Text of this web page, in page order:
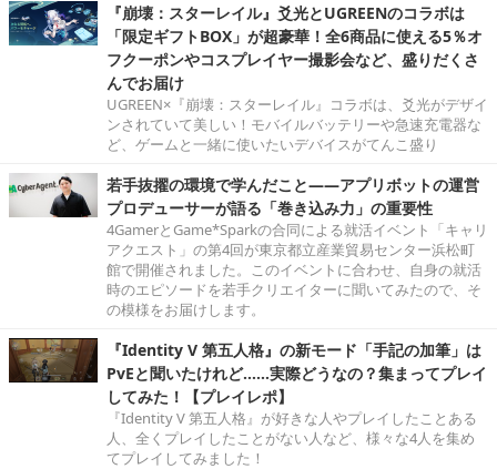
『崩壊：スターレイル』爻光とUGREENのコラボは
「限定ギフトBOX」が超豪華！全6商品に使える5％オ
フクーポンやコスプレイヤー撮影会など、盛りだくさ
んでお届け
UGREEN×『崩壊：スターレイル』コラボは、爻光がデザイ
ンされていて美しい！モバイルバッテリーや急速充電器な
ど、ゲームと一緒に使いたいデバイスがてんこ盛り
若手抜擢の環境で学んだこと――アプリボットの運営
プロデューサーが語る「巻き込み力」の重要性
4GamerとGame*Sparkの合同による就活イベント「キャリ
アクエスト」の第4回が東京都立産業貿易センター浜松町
館で開催されました。このイベントに合わせ、自身の就活
時のエピソードを若手クリエイターに聞いてみたので、そ
の模様をお届けします。
『Identity V 第五人格』の新モード「手記の加筆」は
PvEと聞いたけれど……実際どうなの？集まってプレイ
してみた！【プレイレポ】
『Identity V 第五人格』が好きな人やプレイしたことある
人、全くプレイしたことがない人など、様々な4人を集め
てプレイしてみました！